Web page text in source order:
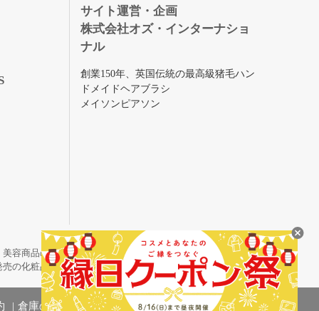
サイト運営・企画
株式会社オズ・インターナショ
ナル
創業150年、英国伝統の最高級猪毛ハン
ドメイドヘアブラシ
メイソンピアソン
容商品の通販サイトです。
の化粧品も取り揃えています。
倉庫の管理体制